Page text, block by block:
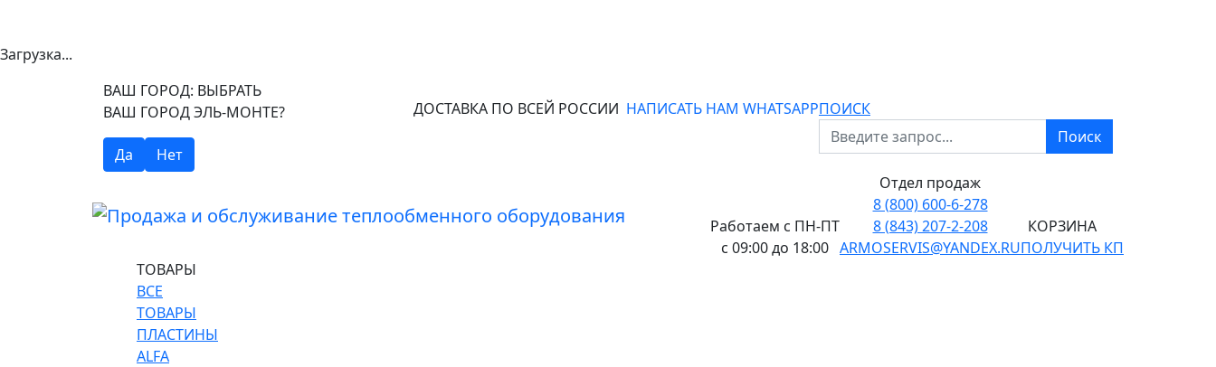
Загрузка...
ВАШ ГОРОД: ВЫБРАТЬ
ВАШ ГОРОД ЭЛЬ-МОНТЕ?
Да Нет
ДОСТАВКА ПО ВСЕЙ РОССИИ НАПИСАТЬ НАМ WHATSAPPПОИСК
Поиск
Работаем с ПН-ПТ
с 09:00 до 18:00
Отдел продаж
8 (800) 600-6-278
8 (843) 207-2-208
ARMOSERVIS@YANDEX.RU
КОРЗИНА
ПОЛУЧИТЬ КП
ТОВАРЫ
ВСЕ
ТОВАРЫ
ПЛАСТИНЫ
ALFA